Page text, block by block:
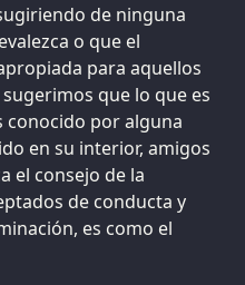
de ninguna
o que el
para aquellos
que lo que es
conocido por alguna
en su interior, amigos
el consejo de la
de conducta y
es como el